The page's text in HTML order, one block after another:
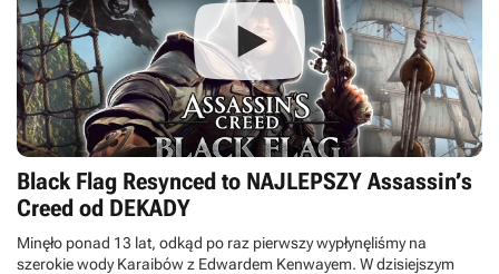
Black Flag Resynced to NAJLEPSZY Assassin’s
Creed od DEKADY
Minęło ponad 13 lat, odkąd po raz pierwszy wypłynęliśmy na
szerokie wody Karaibów z Edwardem Kenwayem. W dzisiejszym